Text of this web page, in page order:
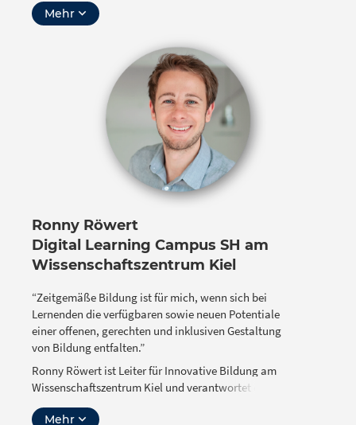
fördert.”
Lehre im Zentrum für LehrerInnenbildung der
Universität zu Köln (ZfL Köln) und seit Gründung des
Universitätsverbund digiLL 2016 in der Entwicklung
von kosten- und zugangsfreien OER-Lernmodulen zur
Förderung der digitalisierungsbezogenen,
mediendidaktischen und -pädagogischen
Kompetenzen der Lehramtsstudierenden, Lehrenden
im Vorbereitungsdienst, ausgebildeten Lehrer/-innen
und Dozierenden aktiv. Zuvor war sie 15 Jahre in der
freien Wirtschaft bei Medienagenturen,
Großkonzernen und kleineren Unternehmen als
konzeptionelle, inhaltliche und technische
Entwicklerin von Lernmodulen und anderen -
materialien tätig.
im ZfL Köln zudem das Schulnetzwerk als Expertin zu
digitalem/hybridem Unterrichten und gestaltet als
Referentin und Organisatorin mit ihren Erfahrungen
aus der freien Wirtschaft, der digitalen Lehre, ihren
Schulerfahrungen sowie ihren Kenntnissen aus der
Hochschuldidaktik Lehrer*innenfortbildungen,
Netzwerktreffen und Inputvorträge.
Mehr
Ronny Röwert
Digital Learning Campus SH am
Wissenschaftszentrum Kiel
“Zeitgemäße Bildung ist für mich, wenn sich bei
Lernenden die verfügbaren sowie neuen Potentiale
einer offenen, gerechten und inklusiven Gestaltung
von Bildung entfalten.”
Ronny Röwert ist Leiter für Innovative Bildung am
Wissenschaftszentrum Kiel und verantwortet dort den
Digital Learning Campus SH.
Mehr